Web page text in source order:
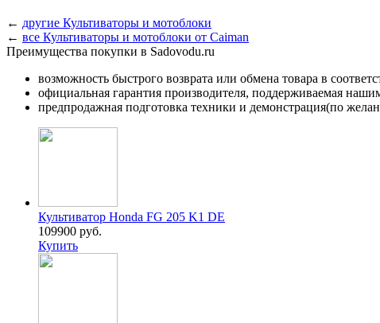
← другие Культиваторы и мотоблоки
← все Культиваторы и мотоблоки от Caiman
Преимущества покупки в Sadovodu.ru
возможность быстрого возврата или обмена товара в
официальная гарантия производителя, поддерживаемая
предпродажная подготовка техники и демонстрация(по
Культиватор Honda FG 205 K1 DE
109900 руб.
Купить